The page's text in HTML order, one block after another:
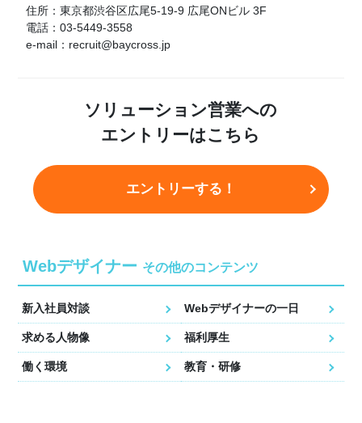
住所：東京都渋谷区広尾5-19-9 広尾ONビル 3F
電話：03-5449-3558
e-mail：recruit@baycross.jp
ソリューション営業への
エントリーはこちら
エントリーする！
Webデザイナー その他のコンテンツ
新入社員対談 Webデザイナーの一日
求める人物像 福利厚生
働く環境 教育・研修